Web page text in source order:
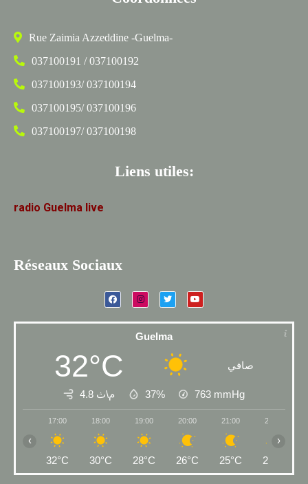
Rue Zaimia Azzeddine -Guelma-
037100191 / 037100192
037100193/ 037100194
037100195/ 037100196
037100197/ 037100198
Liens utiles:
radio Guelma live
Réseaux Sociaux
Guelma
32°C صافي
4.8 م\ث 37% 763 mmHg
17:00
32°C
18:00
30°C
19:00
28°C
20:00
26°C
21:00
25°C
22:00
24°C
‹ ›